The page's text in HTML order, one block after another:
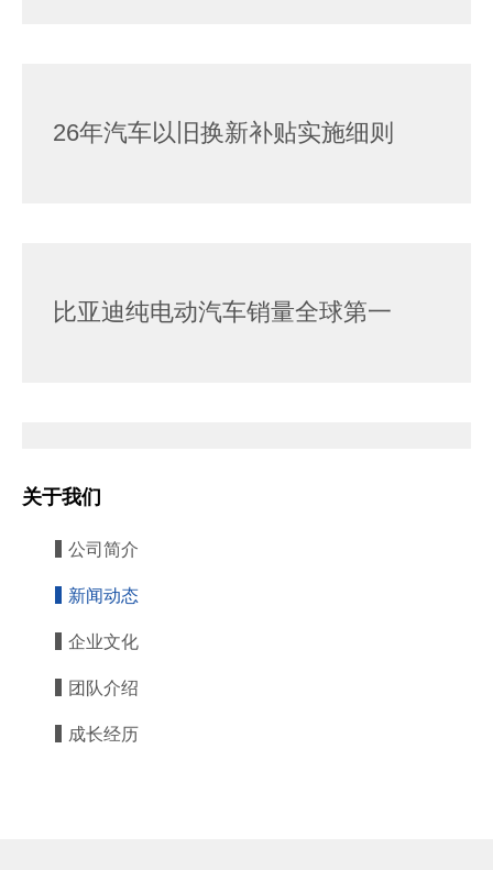
26年汽车以旧换新补贴实施细则
比亚迪纯电动汽车销量全球第一
关于我们
公司简介
新闻动态
企业文化
团队介绍
成长经历